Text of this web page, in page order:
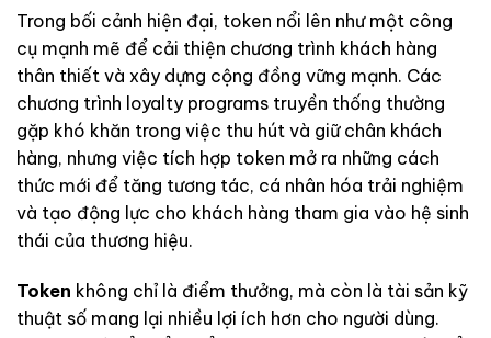
Trong bối cảnh hiện đại, token nổi lên như một công
cụ mạnh mẽ để cải thiện chương trình khách hàng
thân thiết và xây dựng cộng đồng vững mạnh. Các
chương trình loyalty programs truyền thống thường
gặp khó khăn trong việc thu hút và giữ chân khách
hàng, nhưng việc tích hợp token mở ra những cách
thức mới để tăng tương tác, cá nhân hóa trải nghiệm
và tạo động lực cho khách hàng tham gia vào hệ sinh
thái của thương hiệu.
Token không chỉ là điểm thưởng, mà còn là tài sản kỹ
thuật số mang lại nhiều lợi ích hơn cho người dùng.